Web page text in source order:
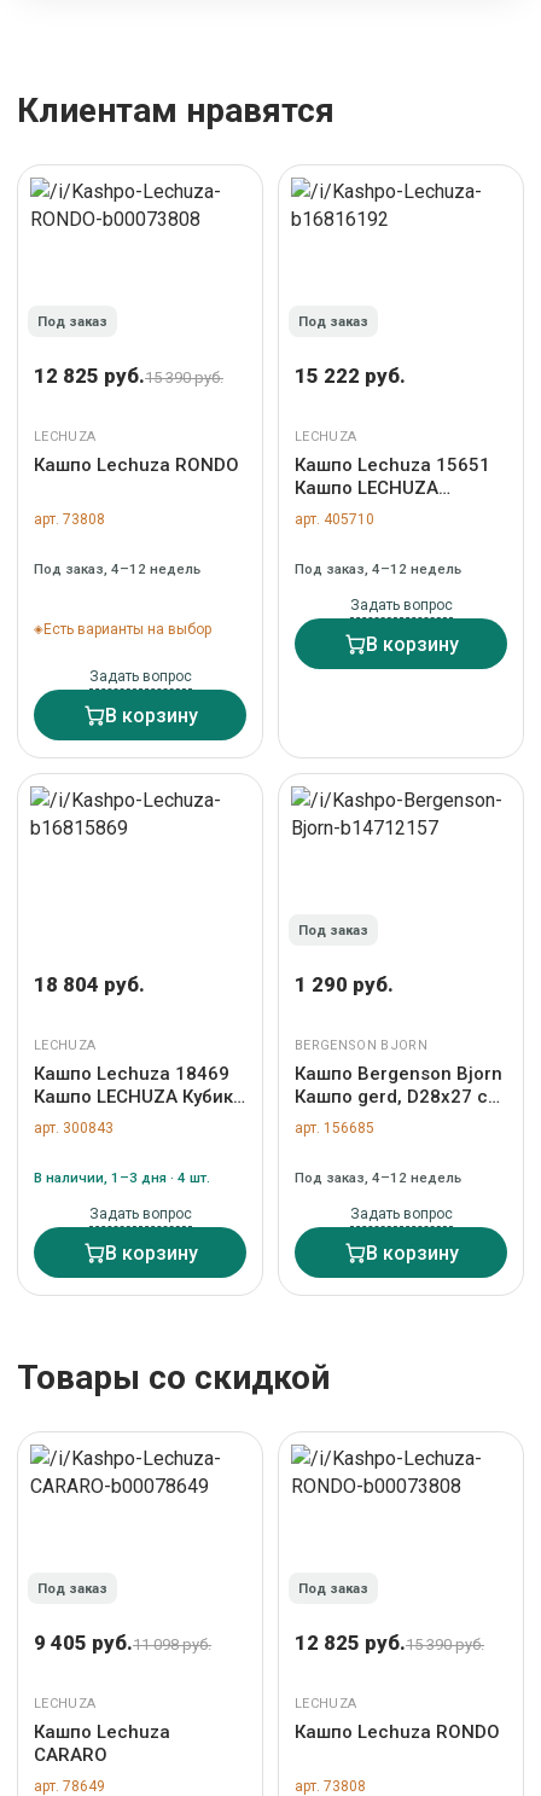
Клиентам нравятся
Под заказ
12 825 руб.15 390 руб.
LECHUZA
Кашпо Lechuza RONDO
арт. 73808
Под заказ, 4–12 недель
Есть варианты на выбор
Задать вопрос
В корзину
Под заказ
15 222 руб.
LECHUZA
Кашпо Lechuza 15651
Кашпо LECHUZA
Балконера Стоун 50
Светло-бежевое с
арт. ZN-405710
арт. 405710
Под заказ, 4–12 недель
Задать вопрос
В корзину
18 804 руб.
LECHUZA
Кашпо Lechuza 18469
Кашпо LECHUZA Кубико
22 Черное с системой
полива арт. ZN-300843
арт. 300843
В наличии, 1–3 дня · 4 шт.
Задать вопрос
В корзину
Под заказ
1 290 руб.
BERGENSON BJORN
Кашпо Bergenson Bjorn
Кашпо gerd, D28х27 см
кремовое/светло-
серое арт. TL-BB-GD-
арт. 156685
Под заказ, 4–12 недель
Задать вопрос
В корзину
Товары со скидкой
Под заказ
9 405 руб.11 098 руб.
LECHUZA
Кашпо Lechuza
CARARO
арт. 78649
Под заказ
12 825 руб.15 390 руб.
LECHUZA
Кашпо Lechuza RONDO
арт. 73808